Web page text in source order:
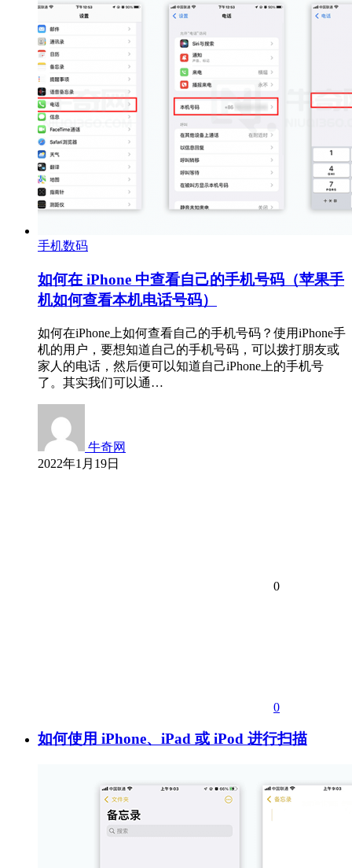
手机数码
如何在 iPhone 中查看自己的手机号码（苹果手
机如何查看本机电话号码）
如何在iPhone上如何查看自己的手机号码？使用iPhone手
机的用户，要想知道自己的手机号码，可以拨打朋友或
家人的电话，然后便可以知道自己iPhone上的手机号
了。其实我们可以通…
牛奇网
2022年1月19日
0
0
如何使用 iPhone、iPad 或 iPod 进行扫描